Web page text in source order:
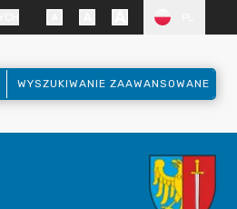
WYSZUKIWANIE ZAAWANSOWANE